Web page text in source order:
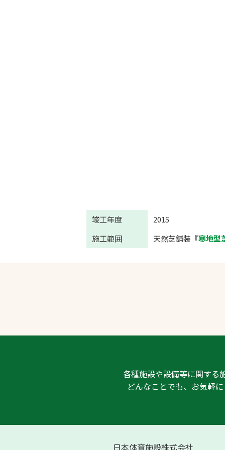
竣工年度
2015
施工範囲
天然芝舗装『寒地型
各種施設や設備等に関する
どんなことでも、お気軽
日本体育施設株式会社